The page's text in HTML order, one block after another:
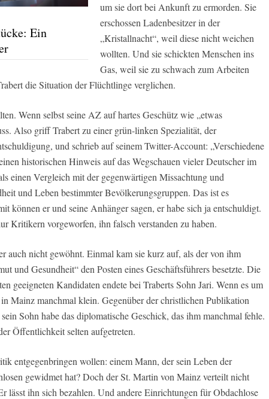
Ein
um sie dort bei Ankunft zu ermorden. Sie
erschossen Ladenbesitzer in der
„Kristallnacht“, weil diese nicht weichen
wollten. Und sie schickten Menschen ins
Gas, weil sie zu schwach zum Arbeiten
die Situation der Flüchtlinge verglichen.
Wenn selbst seine AZ auf hartes Geschütz wie „etwas
Also griff Trabert zu einer grün-linken Spezialität, der
und schrieb auf seinem Twitter-Account: „Verschiedene
historischen Hinweis auf das Wegschauen vieler Deutscher im
einen Vergleich mit der gegenwärtigen Missachtung und
und Leben bestimmter Bevölkerungsgruppen. Das ist es
können er und seine Anhänger sagen, er habe sich ja entschuldigt.
Kritikern vorgeworfen, ihn falsch verstanden zu haben.
auch nicht gewöhnt. Einmal kam sie kurz auf, als der von ihm
und Gesundheit“ den Posten eines Geschäftsführers besetzte. Die
geeigneten Kandidaten endete bei Traberts Sohn Jari. Wenn es um
Mainz manchmal klein. Gegenüber der christlichen Publikation
Sohn habe das diplomatische Geschick, das ihm manchmal fehle.
Öffentlichkeit selten aufgetreten.
entgegenbringen wollen: einem Mann, der sein Leben der
gewidmet hat? Doch der St. Martin von Mainz verteilt nicht
lässt ihn sich bezahlen. Und andere Einrichtungen für Obdachlose